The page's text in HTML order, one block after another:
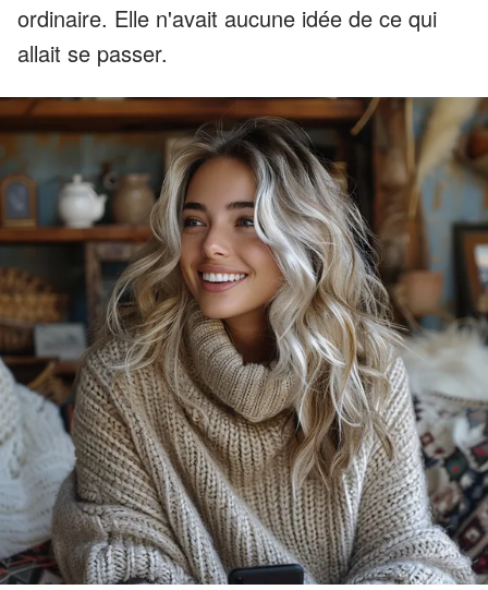
ordinaire. Elle n'avait aucune idée de ce qui
allait se passer.